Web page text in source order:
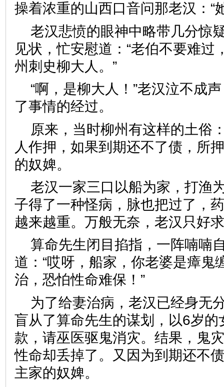
操着浓重的山西口音问那老汉：“
老汉悲愤的眼神中略带几分惊
见状，忙安慰道：“老伯不要难过
州刺史柳大人。”
“啊，是柳大人！”老汉泣不成
了事情的经过。
原来，当时柳州有这样的土俗
人作押，如果到期还不了债，所
的奴婢。
老汉一家三口以船为家，打渔
子得了一种怪病，脉也把过了，
越来越重。万般无奈，老汉只好
算命先生闭目掐指，一阵喃喃
道：“哎呀，船家，你老婆是瘴鬼
治，恐怕性命难保！”
为了给妻治病，老汉已经身无
盲从了算命先生的谋划，以6岁
款，请巫医驱鬼消灾。结果，鬼
性命却丢掉了。又因为到期还不
主家的奴婢。